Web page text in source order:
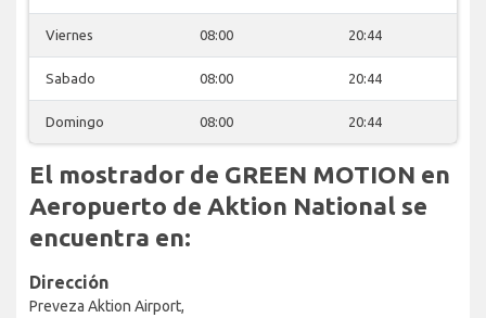
Viernes 08:00 20:44
Sabado 08:00 20:44
Domingo 08:00 20:44
El mostrador de GREEN MOTION en
Aeropuerto de Aktion National se
encuentra en:
Dirección
Preveza Aktion Airport,